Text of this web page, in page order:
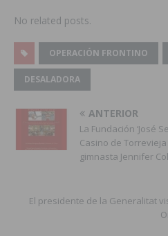
No related posts.
OPERACIÓN FRONTINO
DESALADORA
ANTERIOR
La Fundación ‘José
Casino de
gimnasta Jennifer
El presidente de la Generalitat